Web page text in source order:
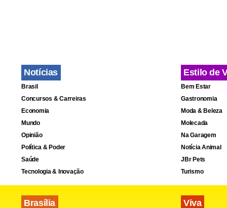
Notícias
Brasil
Concursos & Carreiras
Economia
Mundo
Opinião
Política & Poder
Saúde
Tecnologia & Inovação
Brasília
Estilo de
Bem Estar
Gastronomia
Moda & Beleza
Molecada
Na Garagem
Notícia Animal
JBr Pets
Turismo
Viva